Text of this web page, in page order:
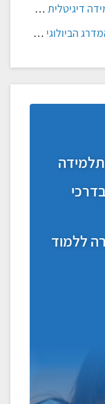
שמיר-ענבל ואינה בלאו
ז', נעם בן ארי, מכון וייצמן
ללמוד